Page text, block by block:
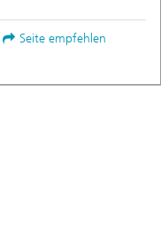
Seite empfehlen